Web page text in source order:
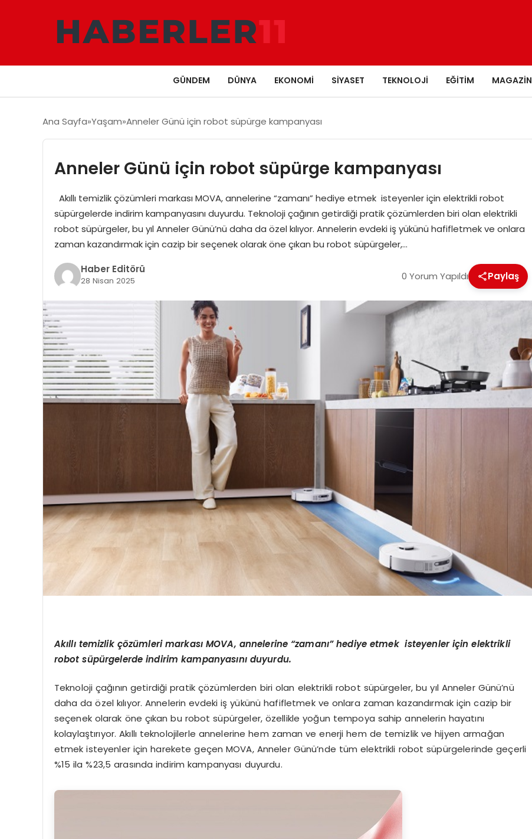
GÜNDEM DÜNYA EKONOMI SIYASET TEKNOLOJI EĞITIM MAGAZIN
Ana Sayfa Yaşam Anneler Günü için robot süpürge kampanyası
Anneler Günü için robot süpürge kampanyası
Akıllı temizlik çözümleri markası MOVA, annelerine “zamanı” hediye etmek isteyenler için elektrikli robot
süpürgelerde indirim kampanyasını duyurdu. Teknoloji çağının getirdiği pratik çözümlerden biri olan elektrikli
robot süpürgeler, bu yıl Anneler Günü’nü daha da özel kılıyor. Annelerin evdeki iş yükünü hafifletmek ve onlara
zaman kazandırmak için cazip bir seçenek olarak öne çıkan bu robot süpürgeler,…
Haber Editörü
28 Nisan 2025 0 Yorum Yapıldı Paylaş
Akıllı temizlik çözümleri markası MOVA, annelerine “zamanı”hediye etmek isteyenler için elektrikli
robot süpürgelerde indirim kampanyasını duyurdu.
Teknoloji çağının getirdiği pratik çözümlerden biri olan elektrikli robot süpürgeler, bu yıl Anneler Günü’nü
daha da özel kılıyor. Annelerin evdeki iş yükünü hafifletmek ve onlara zaman kazandırmak için cazip bir
seçenek olarak öne çıkan bu robot süpürgeler, özellikle yoğun tempoya sahip annelerin hayatını
kolaylaştırıyor. Akıllı teknolojilerle annelerine hem zaman ve enerji hem de temizlik ve hijyen armağan
etmek isteyenler için harekete geçen MOVA, Anneler Günü’nde tüm elektrikli robot süpürgelerinde geçerli
%15 ila %23,5 arasında indirim kampanyası duyurdu.